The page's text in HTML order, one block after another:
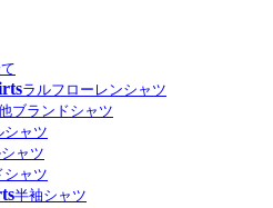
ラルフローレンシャツ
ブランドシャツ
シャツ
ャツ
シャツ
半袖シャツ